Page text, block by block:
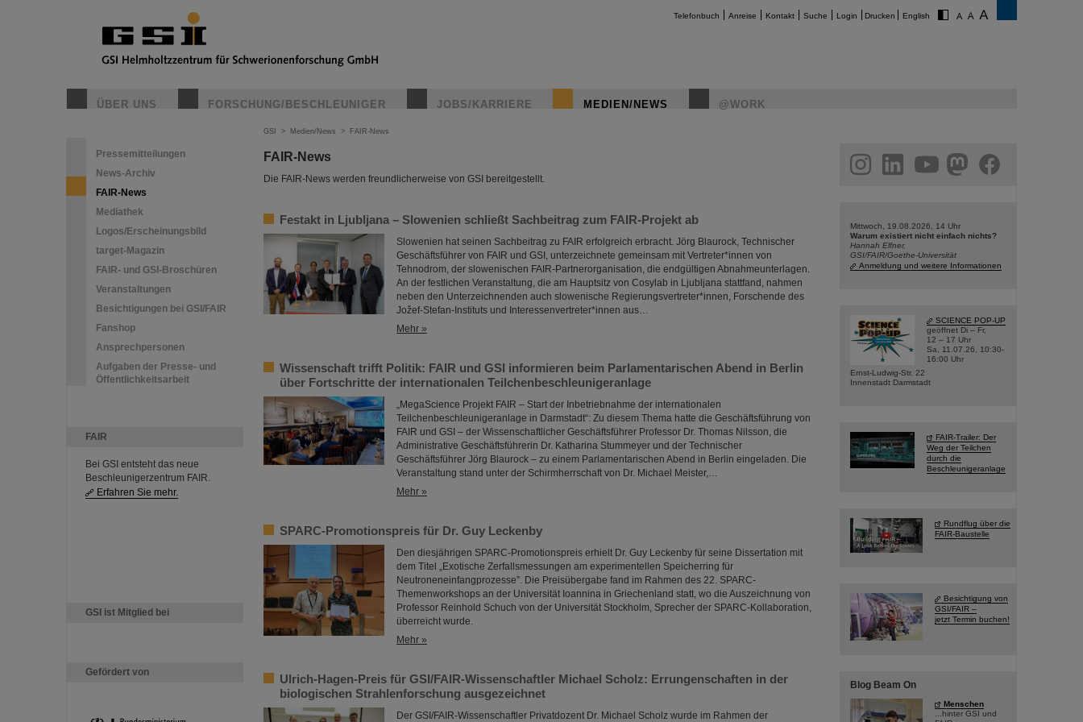
Telefonbuch Anreise Kontakt Suche Login Drucken English
ÜBER UNS FORSCHUNG/BESCHLEUNIGER JOBS/KARRIERE MEDIEN/NEWS @WORK
Pressemitteilungen
News-Archiv
FAIR-News
Mediathek
Logos/Erscheinungsbild
target-Magazin
FAIR- und GSI-Broschüren
Veranstaltungen
Besichtigungen bei GSI/FAIR
Fanshop
Ansprechpersonen
Aufgaben der Presse- und
Öffentlichkeitsarbeit
FAIR
Bei GSI entsteht das neue
Beschleunigerzentrum FAIR.
Erfahren Sie mehr.
GSI ist Mitglied bei
Gefördert von
GSI > Medien/News > FAIR-News
FAIR-News
Die FAIR-News werden freundlicherweise von GSI bereitgestellt.
Festakt in Ljubljana – Slowenien schließt Sachbeitrag zum FAIR-Projekt ab
Slowenien hat seinen Sachbeitrag zu FAIR erfolgreich erbracht. Jörg Blaurock, Technischer
Geschäftsführer von FAIR und GSI, unterzeichnete gemeinsam mit Vertreter*innen von
Tehnodrom, der slowenischen FAIR-Partnerorganisation, die endgültigen Abnahmeunterlagen.
An der festlichen Veranstaltung, die am Hauptsitz von Cosylab in Ljubljana stattfand, nahmen
neben den Unterzeichnenden auch slowenische Regierungsvertreter*innen, Forschende des
Jožef-Stefan-Instituts und Interessenvertreter*innen aus…
Mehr »
Wissenschaft trifft Politik: FAIR und GSI informieren beim Parlamentarischen Abend in Berlin
über Fortschritte der internationalen Teilchenbeschleunigeranlage
„MegaScience Projekt FAIR – Start der Inbetriebnahme der internationalen
Teilchenbeschleunigeranlage in Darmstadt“: Zu diesem Thema hatte die Geschäftsführung von
FAIR und GSI – der Wissenschaftlicher Geschäftsführer Professor Dr. Thomas Nilsson, die
Administrative Geschäftsführerin Dr. Katharina Stummeyer und der Technischer
Geschäftsführer Jörg Blaurock – zu einem Parlamentarischen Abend in Berlin eingeladen. Die
Veranstaltung stand unter der Schirmherrschaft von Dr. Michael Meister,…
Mehr »
SPARC-Promotionspreis für Dr. Guy Leckenby
Den diesjährigen SPARC-Promotionspreis erhielt Dr. Guy Leckenby für seine Dissertation mit
dem Titel „Exotische Zerfallsmessungen am experimentellen Speicherring für
Neutroneneinfangprozesse”. Die Preisübergabe fand im Rahmen des 22. SPARC-
Themenworkshops an der Universität Ioannina in Griechenland statt, wo die Auszeichnung von
Professor Reinhold Schuch von der Universität Stockholm, Sprecher der SPARC-Kollaboration,
überreicht wurde.
Mehr »
Ulrich-Hagen-Preis für GSI/FAIR-Wissenschaftler Michael Scholz: Errungenschaften in der
biologischen Strahlenforschung ausgezeichnet
Der GSI/FAIR-Wissenschaftler Privatdozent Dr. Michael Scholz wurde im Rahmen der
facebook
Mittwoch, 19.08.2026, 14 Uhr
Warum existiert nicht einfach nichts?
Hannah Elfner,
GSI/FAIR/Goethe-Universität
Anmeldung und weitere Informationen
SCIENCE POP-UP
geöffnet Di – Fr,
12 – 17 Uhr
Sa, 11.07.26, 10:30-
16:00 Uhr
Ernst-Ludwig-Str. 22
Innenstadt Darmstadt
FAIR-Trailer: Der
Weg der Teilchen
durch die
Beschleunigeranlage
Rundflug über die
FAIR-Baustelle
Besichtigung von
GSI/FAIR –
jetzt Termin buchen!
Blog Beam On
Menschen
...hinter GSI und